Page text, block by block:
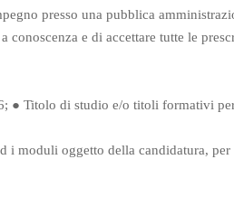
presso una pubblica
e di accettare tutte le
● Titolo di studio e/o titoli formativi
i moduli oggetto della candidatura,